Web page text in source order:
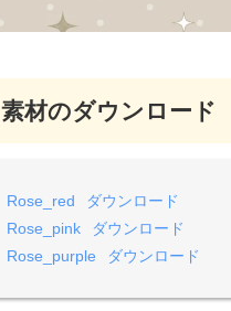
素材のダウンロード
Rose_red
ダウンロード
Rose_pink
ダウンロード
Rose_purple
ダウンロード